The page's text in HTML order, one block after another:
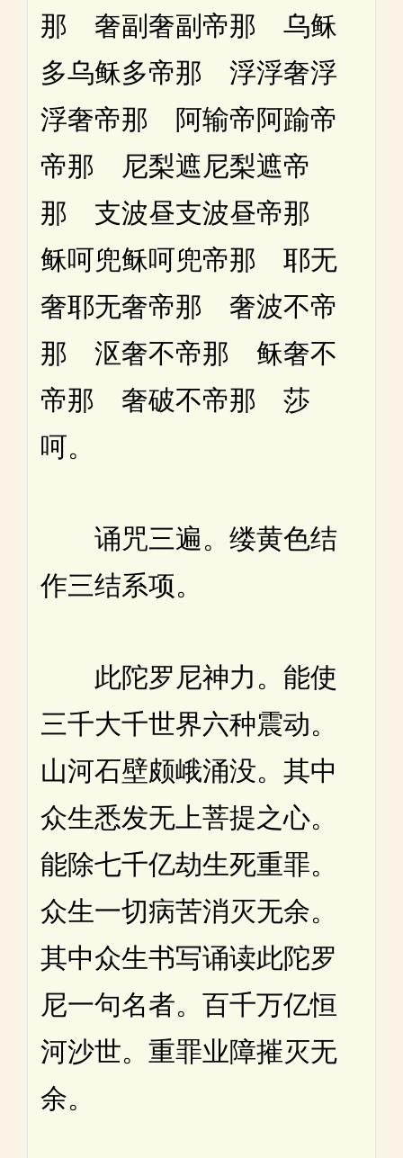
那 奢副奢副帝那 乌稣
多乌稣多帝那 浮浮奢浮
浮奢帝那 阿输帝阿踰帝
帝那 尼梨遮尼梨遮帝
那 支波昼支波昼帝那
稣呵兜稣呵兜帝那 耶无
奢耶无奢帝那 奢波不帝
那 沤奢不帝那 稣奢不
帝那 奢破不帝那 莎
呵。
诵咒三遍。缕黄色结
作三结系项。
此陀罗尼神力。能使
三千大千世界六种震动。
山河石壁颇峨涌没。其中
众生悉发无上菩提之心。
能除七千亿劫生死重罪。
众生一切病苦消灭无余。
其中众生书写诵读此陀罗
尼一句名者。百千万亿恒
河沙世。重罪业障摧灭无
余。